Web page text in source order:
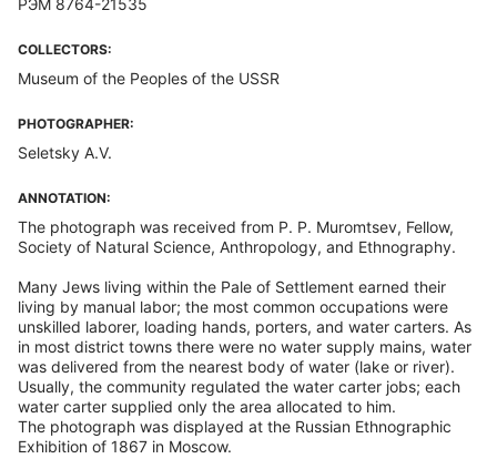
РЭМ 8764-21535
COLLECTORS:
Museum of the Peoples of the USSR
PHOTOGRAPHER:
Seletsky A.V.
ANNOTATION:
The photograph was received from P. P. Muromtsev, Fellow,
Society of Natural Science, Anthropology, and Ethnography.
Many Jews living within the Pale of Settlement earned their
living by manual labor; the most common occupations were
unskilled laborer, loading hands, porters, and water carters. As
in most district towns there were no water supply mains, water
was delivered from the nearest body of water (lake or river).
Usually, the community regulated the water carter jobs; each
water carter supplied only the area allocated to him.
The photograph was displayed at the Russian Ethnographic
Exhibition of 1867 in Moscow.